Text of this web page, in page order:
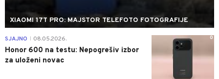
XIAOMI 17T PRO: MAJSTOR TELEFOTO FOTOGRAFIJE
0
SJAJNO 08.05.2026.
Honor 600 na testu: Nepogrešiv izbor
za uloženi novac